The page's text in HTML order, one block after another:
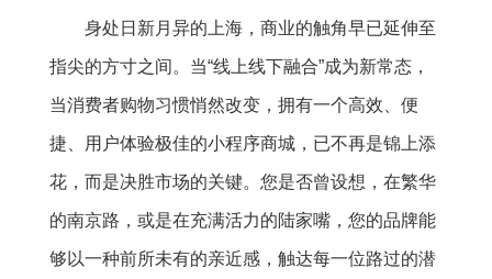
身处日新月异的上海，商业的触角早已延伸至
指尖的方寸之间。当“线上线下融合”成为新常态，
当消费者购物习惯悄然改变，拥有一个高效、便
捷、用户体验极佳的小程序商城，已不再是锦上添
花，而是决胜市场的关键。您是否曾设想，在繁华
的南京路，或是在充满活力的陆家嘴，您的品牌能
够以一种前所未有的亲近感，触达每一位路过的潜